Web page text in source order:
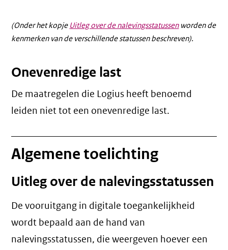
(Onder het kopje Uitleg over de nalevingsstatussenworden de
kenmerken van de verschillende statussen beschreven).
Onevenredige last
De maatregelen die Logius heeft benoemd
leiden niet tot een onevenredige last.
Algemene toelichting
Uitleg over de nalevingsstatussen
De vooruitgang in digitale toegankelijkheid
wordt bepaald aan de hand van
nalevingsstatussen, die weergeven hoever een